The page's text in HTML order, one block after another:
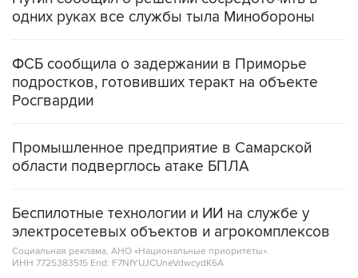
одних руках все службы тыла Минобороны
ФСБ сообщила о задержании в Приморье
подростков, готовивших теракт на объекте
Росгвардии
Промышленное предприятие в Самарской
области подверглось атаке БПЛА
Беспилотные технологии и ИИ на службе у
электросетевых объектов и агрокомплексов
Социальная реклама, АНО «Национальные приоритеты».
ИНН 7725383515 Erid: F7NfYUJCUneVdwcydK6A